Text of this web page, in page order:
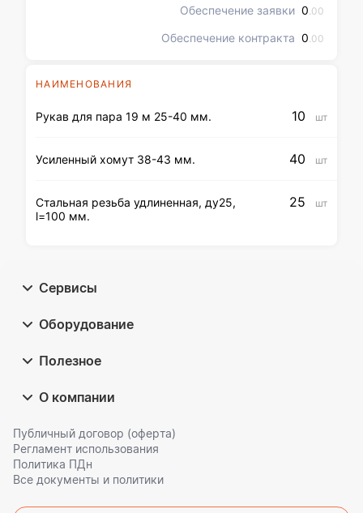
Обеспечение заявки 0.00
Обеспечение контракта 0.00
НАИМЕНОВАНИЯ
Рукав для пара 19 м 25-40 мм. 10 шт
Усиленный хомут 38-43 мм. 40 шт
Стальная резьба удлиненная, ду25,
l=100 мм.
25 шт
Сервисы
Оборудование
Полезное
О компании
Публичный договор (оферта)
Регламент использования
Политика ПДн
Все документы и политики